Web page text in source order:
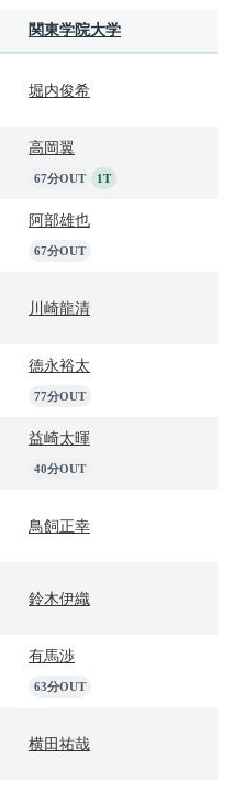
関東学院大学
堀内俊希
高岡翼
67分OUT 1T
阿部雄也
67分OUT
川崎龍清
徳永裕太
77分OUT
益崎太暉
40分OUT
鳥飼正幸
鈴木伊織
有馬渉
63分OUT
横田祐哉